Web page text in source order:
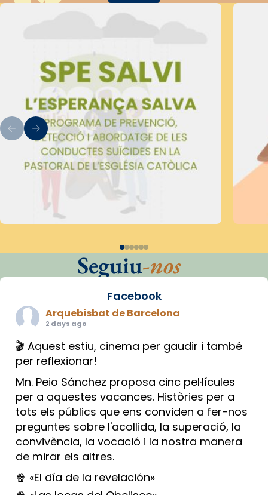
Seguiu-nos
Facebook
Arquebisbat de Barcelona
2 days ago
🎬 Aquest estiu, cinema per gaudir i també
per reflexionar!
Mn. Peio Sánchez proposa cinc pel·lícules
per a aquestes vacances. Històries per a
tots els públics que ens conviden a fer-nos
preguntes sobre l'acollida, la superació, la
convivència, la vocació i la nostra manera
de mirar els altres.
🍿 «El día de la revelación»